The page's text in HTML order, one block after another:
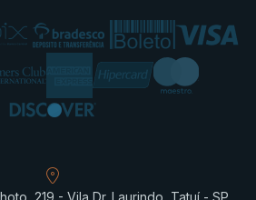
219 - Vila Dr. Laurindo, Tatuí - SP,